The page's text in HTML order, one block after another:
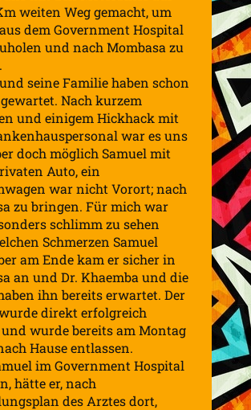
weiten Weg gemacht, um
dem Government Hospital
und nach Mombasa zu
seine Familie haben schon
Nach kurzem
und einigem Hickhack mit
war es uns
doch möglich Samuel mit
Auto, ein
war nicht Vorort; nach
zu bringen. Für mich war
schlimm zu sehen
Schmerzen Samuel
am Ende kam er sicher in
an und Dr. Khaemba und die
ihn bereits erwartet. Der
direkt erfolgreich
wurde bereits am Montag
Hause entlassen.
im Government Hospital
hätte er, nach
des Arztes dort,